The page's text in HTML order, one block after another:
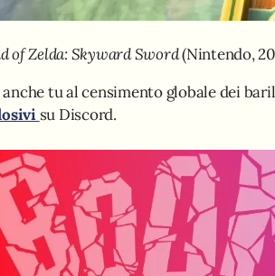
of Zelda: Skyward Sword(Nintendo,
tu al censimento globale dei
su Discord.